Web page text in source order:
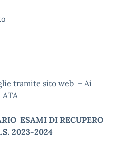
tramite sito web – Ai
ESAMI DI RECUPERO
2023-2024